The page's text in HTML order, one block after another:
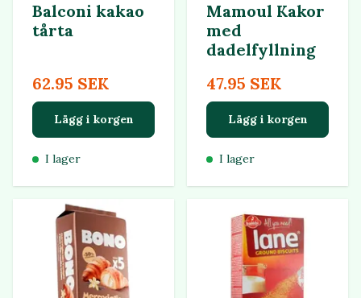
Balconi kakao
tårta
62.95 SEK
Lägg i korgen
I lager
Mamoul Kakor
med
dadelfyllning
47.95 SEK
Lägg i korgen
I lager